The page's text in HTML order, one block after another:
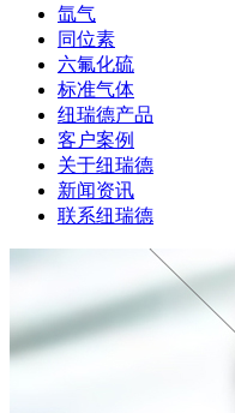
氙气
同位素
六氟化硫
标准气体
纽瑞德产品
客户案例
关于纽瑞德
新闻资讯
联系纽瑞德